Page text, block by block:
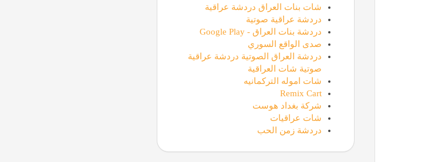
شات بنات العراق دردشة عراقية
دردشة عراقية صوتية
دردشة بنات العراق - Google Play
صدى الواقع السوري
دردشة العراق الصوتية دردشة عراقية
صوتية شات العراقية
شات اموله التركمانيه
Remix Cart
شركة بغداد هوست
شات عراقيات
دردشة زمن الحب